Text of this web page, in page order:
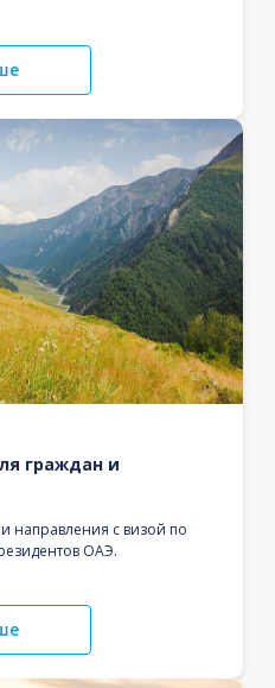
граждан и
направления с визой по
ОАЭ.